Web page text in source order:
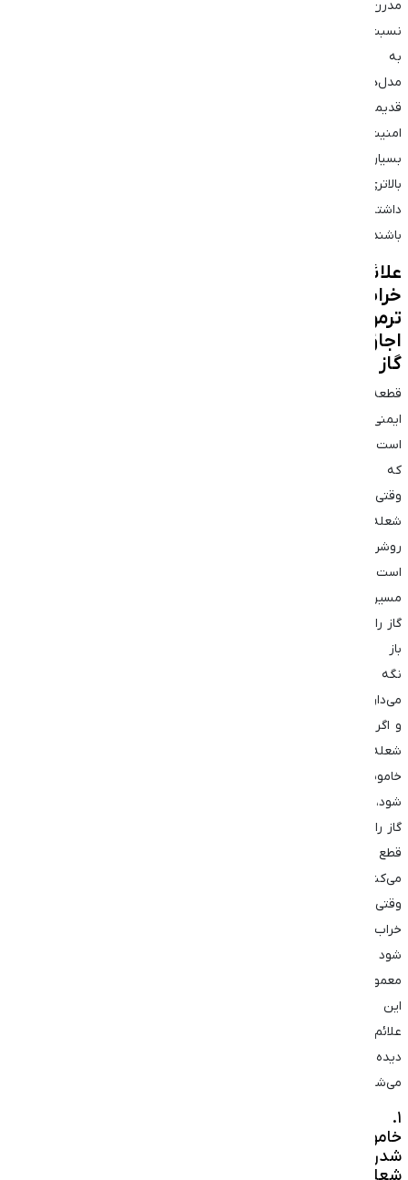
مدرن
نسبت
به
مدل‌های
قدیمی،
امنیت
بسیار
بالاتری
داشته
باشند.
علائم
خرابی
ترموکوپل
اجاق
گاز
قطعه‌ای
ایمنی
است
که
وقتی
شعله
روشن
است،
مسیر
گاز را
باز
نگه
می‌دارد
و اگر
شعله
خاموش
شود،
گاز را
قطع
می‌کند.
وقتی
خراب
شود
معمولاً
این
علائم
دیده
می‌شود:
۱.
خاموش
شدن